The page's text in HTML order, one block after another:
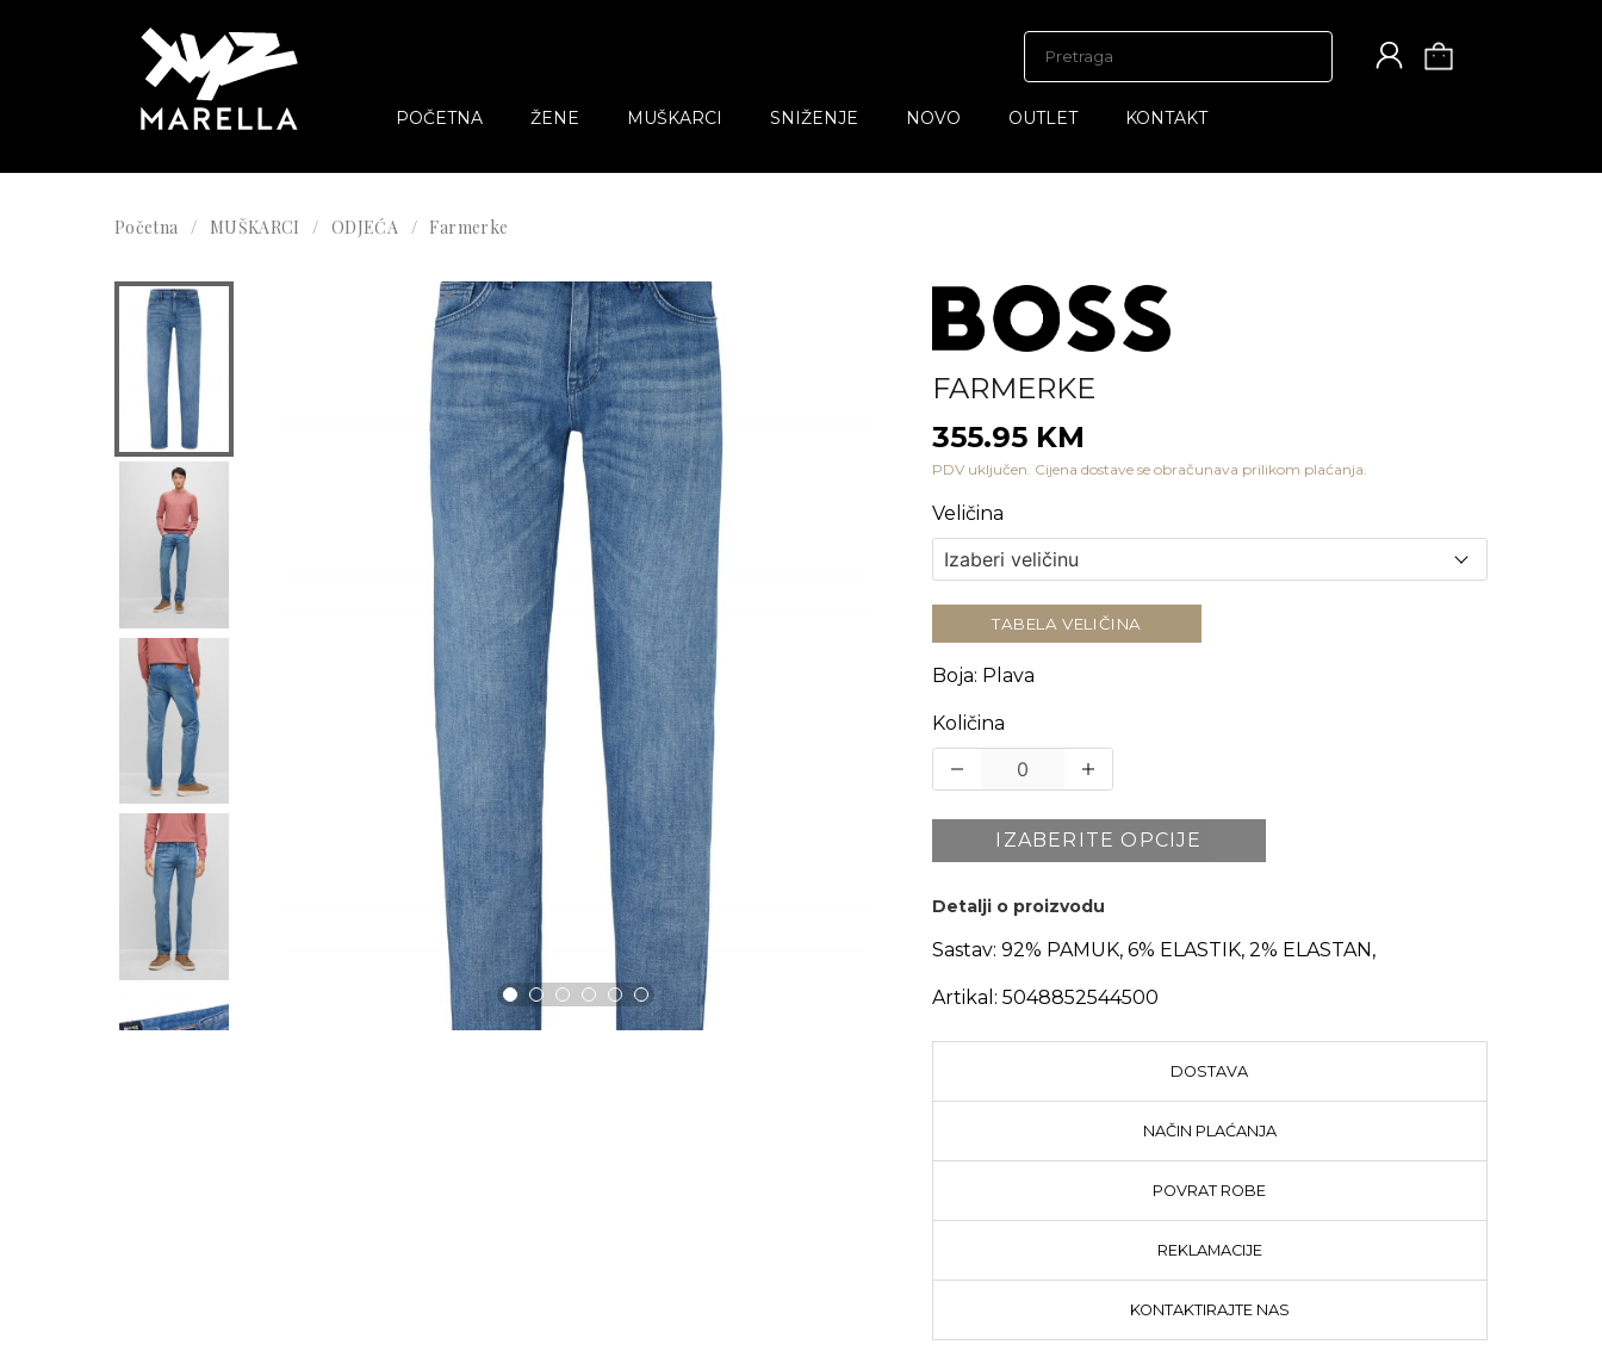
POČETNA ŽENE MUŠKARCI SNIŽENJE NOVO OUTLET KONTAKT
Početna MUŠKARCI ODJEĆA Farmerke
FARMERKE
355.95 KM
PDV uključen. Cijena dostave se obračunava prilikom plaćanja.
Veličina
TABELA VELIČINA
Boja: Plava
Količina
IZABERITE OPCIJE
Detalji o proizvodu
Sastav: 92% PAMUK, 6% ELASTIK, 2% ELASTAN,
Artikal: 5048852544500
DOSTAVA
NAČIN PLAĆANJA
POVRAT ROBE
REKLAMACIJE
KONTAKTIRAJTE NAS